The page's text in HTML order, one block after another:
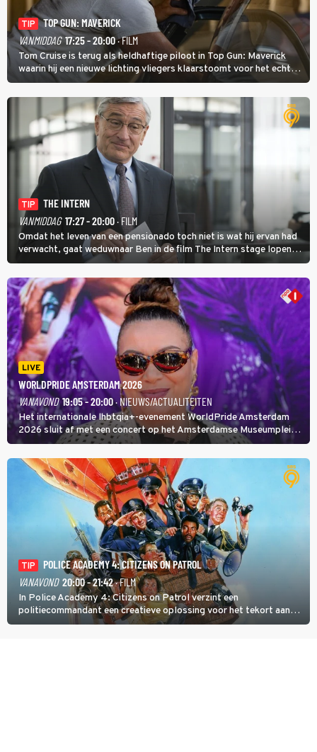
TIP
TOP GUN: MAVERICK
VANMIDDAG 17:25 - 20:00· FILM
Tom Cruise is terug als heldhaftige piloot in Top Gun: Maverick
waarin hij een nieuwe lichting vliegers klaarstoomt voor het echte
werk.
TIP
THE INTERN
VANMIDDAG 17:27 - 20:00· FILM
Omdat het leven van een pensionado toch niet is wat hij ervan had
verwacht, gaat weduwnaar Ben in de film The Intern stage lopen
bij de hippe webwinkel van Jules, wat een gouden zet blijkt te zijn.
LIVE
WORLDPRIDE AMSTERDAM 2026
VANAVOND 19:05 - 20:00· NIEUWS/ACTUALITEITEN
Het internationale lhbtqia+-evenement WorldPride Amsterdam
2026 sluit af met een concert op het Amsterdamse Museumplein.
Anita Doth is een van de optredende artiesten. In de jaren 90
veroverde ze de wereld als zangeres van 2Unlimited.
TIP
POLICE ACADEMY 4: CITIZENS ON PATROL
VANAVOND 20:00 - 21:42· FILM
In Police Academy 4: Citizens on Patrol verzint een
politiecommandant een creatieve oplossing voor het tekort aan
agenten.